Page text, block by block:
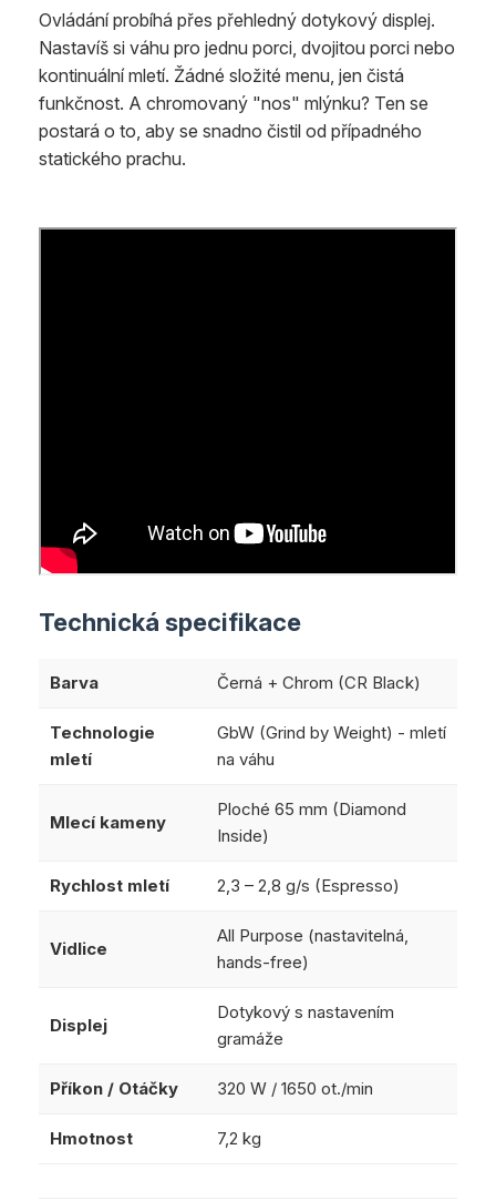
Ovládání probíhá přes přehledný dotykový displej.
Nastavíš si váhu pro jednu porci, dvojitou porci nebo
kontinuální mletí. Žádné složité menu, jen čistá
funkčnost. A chromovaný "nos" mlýnku? Ten se
postará o to, aby se snadno čistil od případného
statického prachu.
Technická specifikace
Barva Černá + Chrom (CR Black)
Technologie
mletí
GbW (Grind by Weight) - mletí
na váhu
Mlecí kameny
Ploché 65 mm (Diamond
Inside)
Rychlost mletí 2,3 – 2,8 g/s (Espresso)
Vidlice
All Purpose (nastavitelná,
hands-free)
Displej
Dotykový s nastavením
gramáže
Příkon / Otáčky 320 W / 1650 ot./min
Hmotnost 7,2 kg